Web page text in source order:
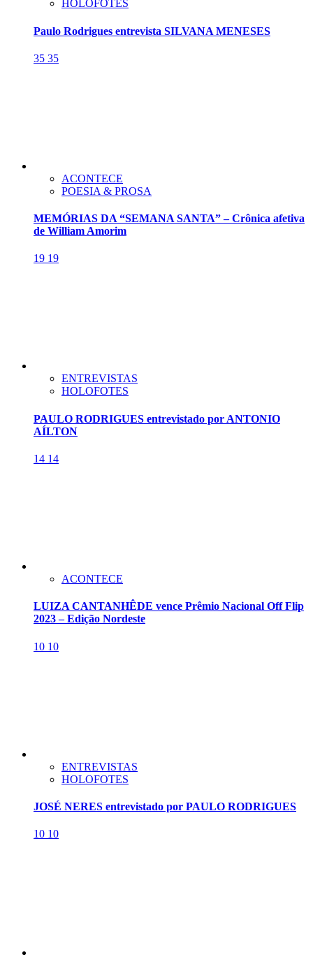
HOLOFOTES
Paulo Rodrigues entrevista SILVANA MENESES
35 35
ACONTECE
POESIA & PROSA
MEMÓRIAS DA “SEMANA SANTA” – Crônica afetiva
de William Amorim
19 19
ENTREVISTAS
HOLOFOTES
PAULO RODRIGUES entrevistado por ANTONIO
AÍLTON
14 14
ACONTECE
LUIZA CANTANHÊDE vence Prêmio Nacional Off Flip
2023 – Edição Nordeste
10 10
ENTREVISTAS
HOLOFOTES
JOSÉ NERES entrevistado por PAULO RODRIGUES
10 10